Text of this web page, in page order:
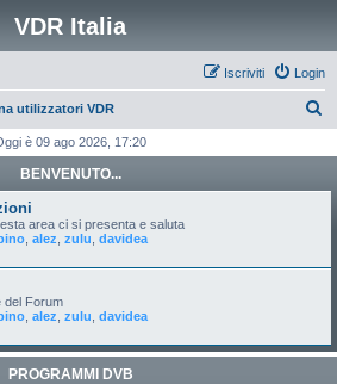
VDR Italia
Login
Iscriviti
utilizzatori VDR
c
è 09 ago 2026, 17:20
BENVENUTO...
area ci si presenta e saluta
alez zulu davidea
del Forum
alez zulu davidea
PROGRAMMI DVB